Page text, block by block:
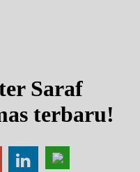
Saraf
terbaru!